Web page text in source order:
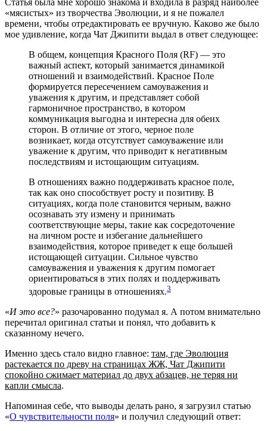
Статья была мне хорошо знакома и входила в разряд наиболее
«мясистых» из творчества Эволюции, и я не пожалел
времени, чтобы отредактировать ее вручную. Каково же было
мое удивление, когда Чат Джипити выдал в ответ следующее:
В общем, концепция Красного Поля (RF) — это
важный аспект, который занимается динамикой
отношений и взаимодействий. Красное Поле
формируется пересечением самоуважения и
уважения к другим, и представляет собой
гармоничное пространство, в котором
коммуникация выгодна и интересна для обеих
сторон. В отличие от этого, черное поле
возникает, когда отсутствует самоуважение или
уважение к другим, что приводит к негативным
последствиям и истощающим ситуациям.
В отношениях важно поддерживать красное поле,
так как оно способствует росту и позитиву. В
ситуациях, когда поле становится черным, важно
осознавать эту измену и принимать
соответствующие меры, такие как сосредоточение
на личном росте и избегание дальнейшего
взаимодействия, которое приведет к еще большей
истощающей ситуации. Сильное чувство
самоуважения и уважения к другим помогает
ориентироваться в этих полях и поддерживать
здоровые границы в отношениях.3
«И это все?» разочарованно подумал я. А потом внимательно
перечитал оригинал статьи и понял, что добавить к
сказанному нечего.
Именно здесь стало видно главное: там, где Эволюция
растекается по древу на страницах ЖЖ, Чат Джипити
спокойно сжимает материал до двух абзацев, не теряя ни
капли смысла.
Напоминая себе, что выводы делать рано, я загрузил статью
«О чувствительности поля» и получил следующий ответ: